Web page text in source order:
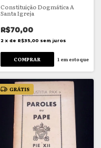
Constituição Dogmática A
Santa Igreja
R$70,00
2 x de R$35,00 sem juros
1 em estoque
GRÁTIS